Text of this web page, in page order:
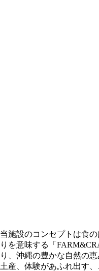
当施設のコンセプトは食
りを意味する「
り、沖縄の豊かな自然の
土産、体験があふれ出す